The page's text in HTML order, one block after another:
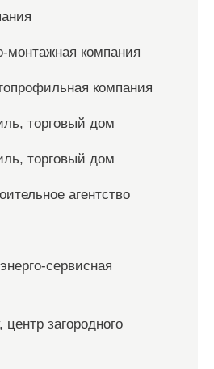
монтажная компания
компания
торговый дом
торговый дом
агентство
сервисная
загородного